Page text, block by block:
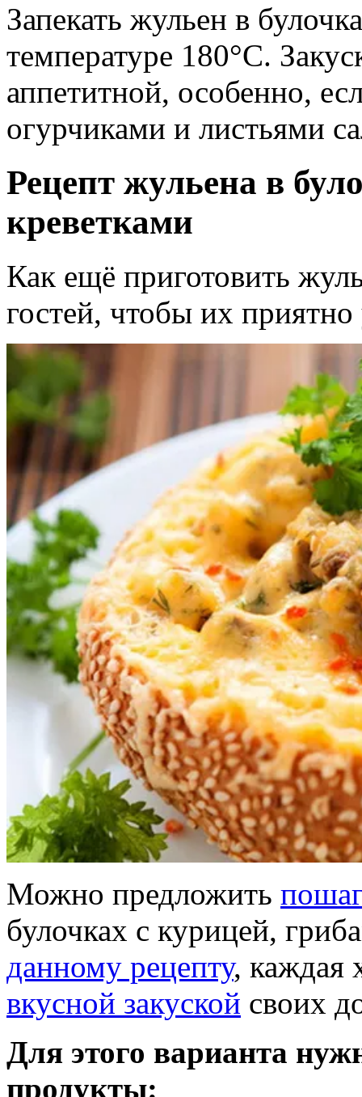
Запекать жульен в
температуре 180°C.
аппетитной, особенно,
огурчиками и листьями
Рецепт жульена в
креветками
Как ещё приготовить
гостей, чтобы их приятно
Можно предложить
булочках с курицей,
данному рецепту, каждая
вкусной закуской своих
Для этого варианта
продукты: